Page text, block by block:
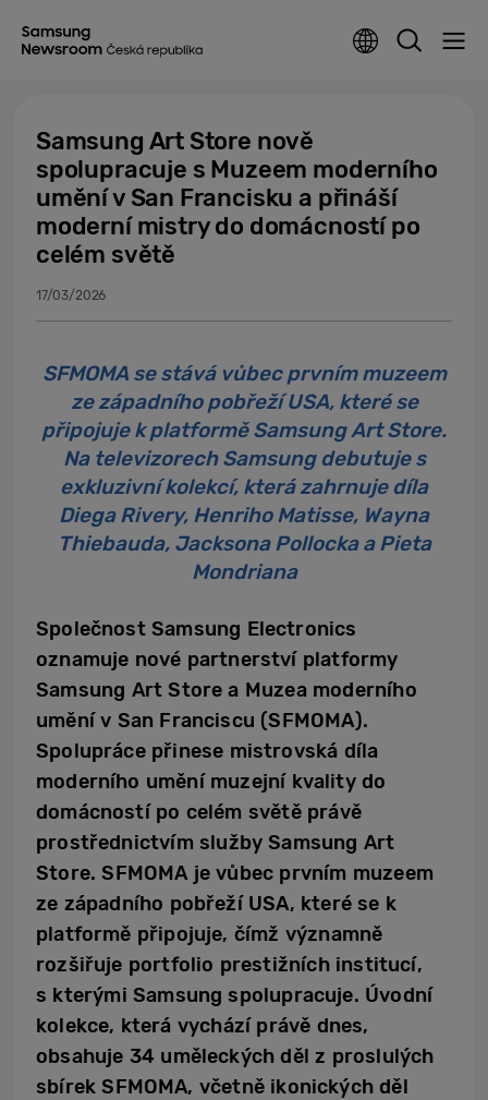
Samsung Art Store nově
spolupracuje s Muzeem moderního
umění v San Francisku a přináší
moderní mistry do domácností po
celém světě
17/03/2026
SFMOMA se stává vůbec prvním muzeem
ze západního pobřeží USA, které se
připojuje k platformě Samsung Art Store.
Na televizorech Samsung debutuje s
exkluzivní kolekcí, která zahrnuje díla
Diega Rivery, Henriho Matisse, Wayna
Thiebauda, Jacksona Pollocka a Pieta
Mondriana
Společnost Samsung Electronics
oznamuje nové partnerství platformy
Samsung Art Store a Muzea moderního
umění v San Franciscu (SFMOMA).
Spolupráce přinese mistrovská díla
moderního umění muzejní kvality do
domácností po celém světě právě
prostřednictvím služby Samsung Art
Store. SFMOMA je vůbec prvním muzeem
ze západního pobřeží USA, které se k
platformě připojuje, čímž významně
rozšiřuje portfolio prestižních institucí,
s kterými Samsung spolupracuje. Úvodní
kolekce, která vychází právě dnes,
obsahuje 34 uměleckých děl z proslulých
sbírek SFMOMA, včetně ikonických děl